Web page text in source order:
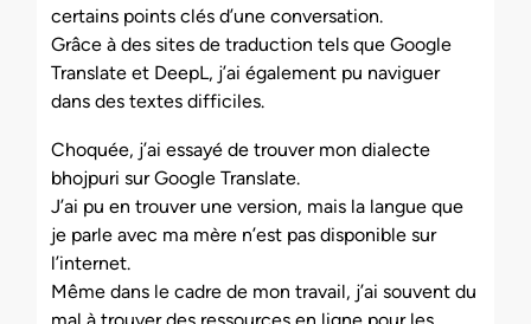
certains points clés d’une conversation.
Grâce à des sites de traduction tels que Google
Translate et DeepL, j’ai également pu naviguer
dans des textes difficiles.
Choquée, j’ai essayé de trouver mon dialecte
bhojpuri sur Google Translate.
J’ai pu en trouver une version, mais la langue que
je parle avec ma mère n’est pas disponible sur
l’internet.
Même dans le cadre de mon travail, j’ai souvent du